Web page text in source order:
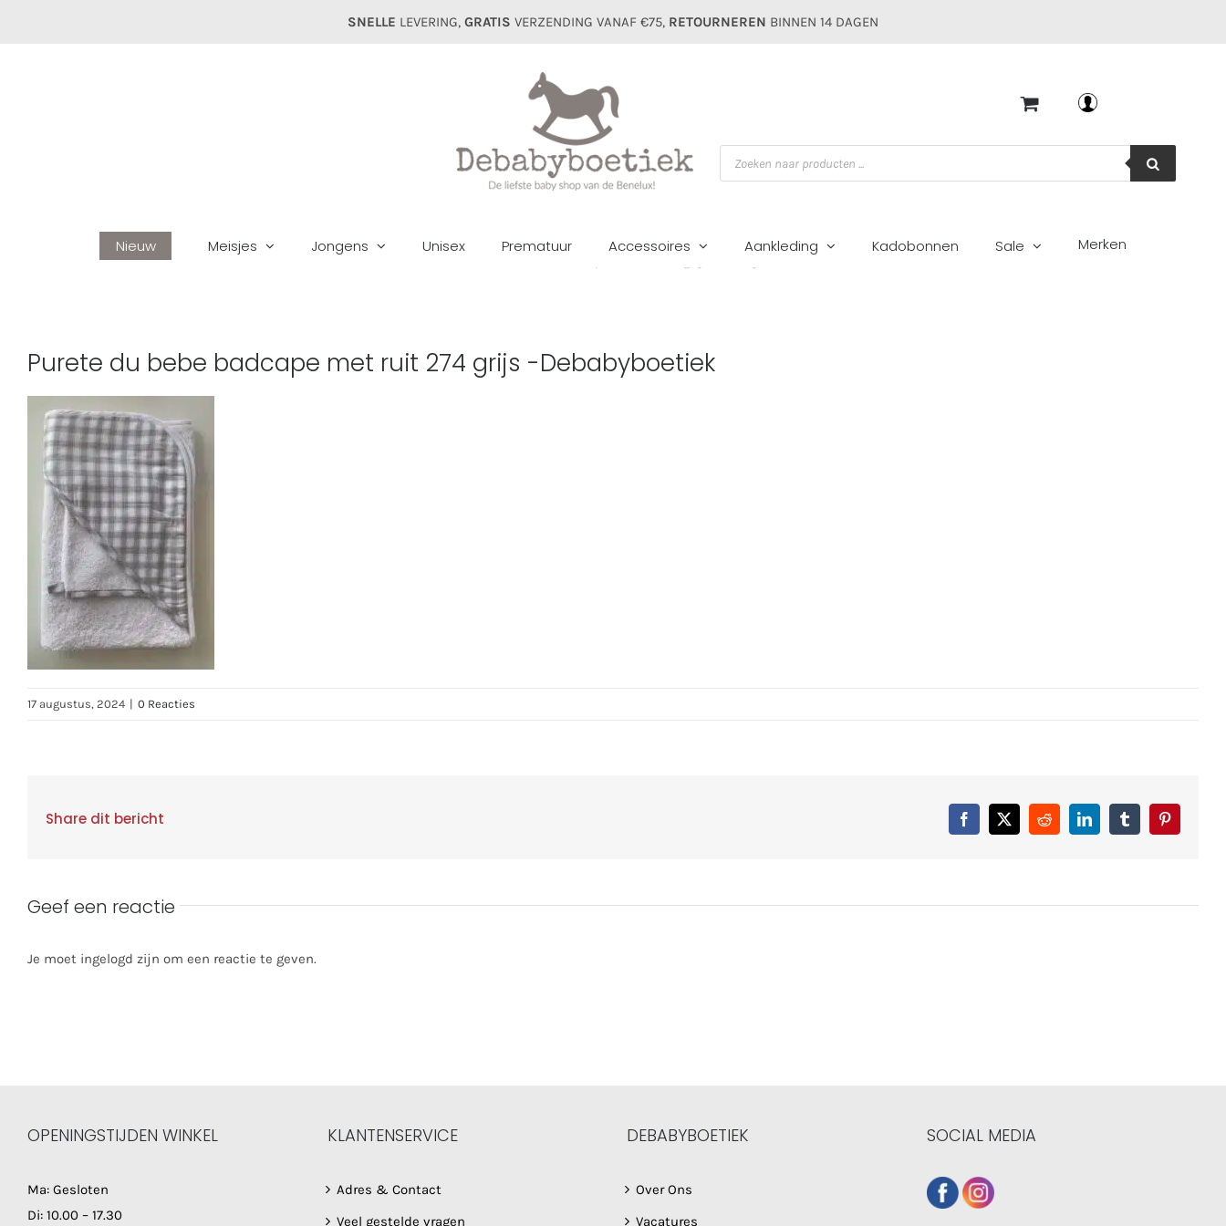
SNELLE LEVERING, GRATIS VERZENDING VANAF €75, RETOURNEREN BINNEN 14 DAGEN
Producten
zoeken
Nieuw Meisjes Jongens Unisex Prematuur Accessoires Aankleding Kadobonnen Sale Merken
Purete du bebe badcape met ruit 274 grijs -Debabyboetiek
17 augustus, 2024 | 0 Reacties
Share dit bericht Facebook
X RedditLinkedInTumblrPinterest
Geef een reactie
Je moet ingelogd zijn om een reactie te geven.
OPENINGSTIJDEN WINKEL
Ma: Gesloten
Di: 10.00 – 17.30
KLANTENSERVICE
Adres & Contact
Veel gestelde vragen
DEBABYBOETIEK
Over Ons
Vacatures
SOCIAL MEDIA